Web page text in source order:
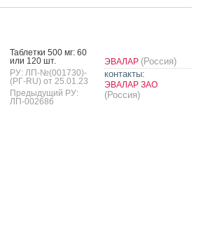
Таб­летки 500 мг: 60
или 120 шт.
РУ: ЛП-№(001730)-
(РГ-RU) от 25.01.23
Предыдущий РУ:
ЛП-002686
ЭВАЛАР (Россия)
контакты:
ЭВАЛАР ЗАО
(Россия)